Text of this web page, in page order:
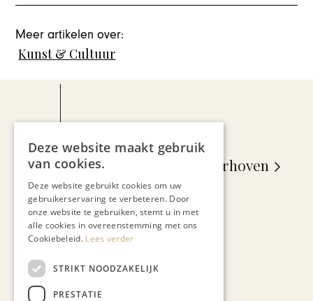
Meer artikelen over:
Kunst & Cultuur
Maarten van Laarhoven
Recent nieuws
Deze website maakt gebruik
van cookies.
Deze website gebruikt cookies om uw
gebruikerservaring te verbeteren. Door
onze website te gebruiken, stemt u in met
alle cookies in overeenstemming met ons
Cookiebeleid. Lees verder
STRIKT NOODZAKELIJK
PRESTATIE